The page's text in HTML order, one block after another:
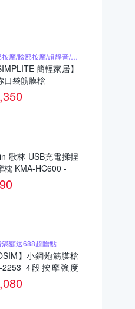
頭部按摩/臉部按摩/超靜音/迷你輕巧
簡輕家居】
口袋筋膜槍
歌林 USB充電揉捏
枕 KMA-HC600 -
滿額送688超贈點
】小鋼炮筋膜槍
2253_4段按摩強度
潮流 按摩槍 筋膜槍
筋膜槍 隨身筋膜槍
膜槍